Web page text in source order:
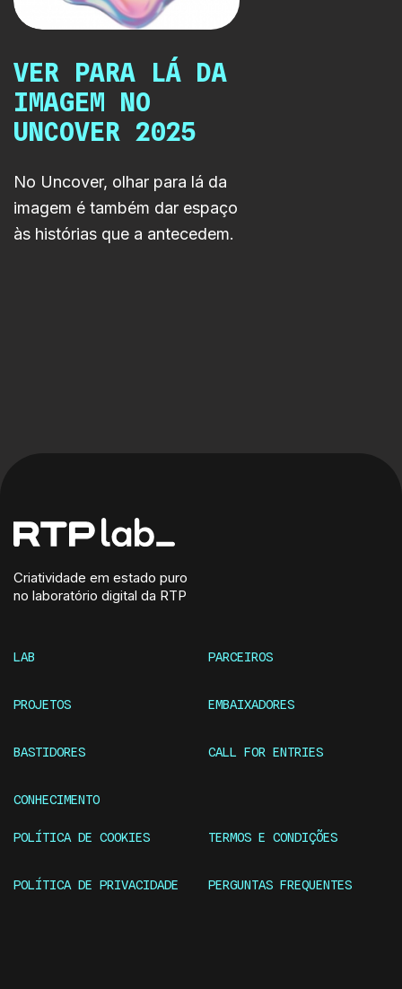
VER PARA LÁ DA
IMAGEM NO
UNCOVER 2025
No Uncover, olhar para lá da
imagem é também dar espaço
às histórias que a antecedem.
Criatividade em estado puro
no laboratório digital da RTP
LAB
PROJETOS
BASTIDORES
CONHECIMENTO
PARCEIROS
EMBAIXADORES
CALL FOR ENTRIES
POLÍTICA DE COOKIES
POLÍTICA DE PRIVACIDADE
TERMOS E CONDIÇÕES
PERGUNTAS FREQUENTES